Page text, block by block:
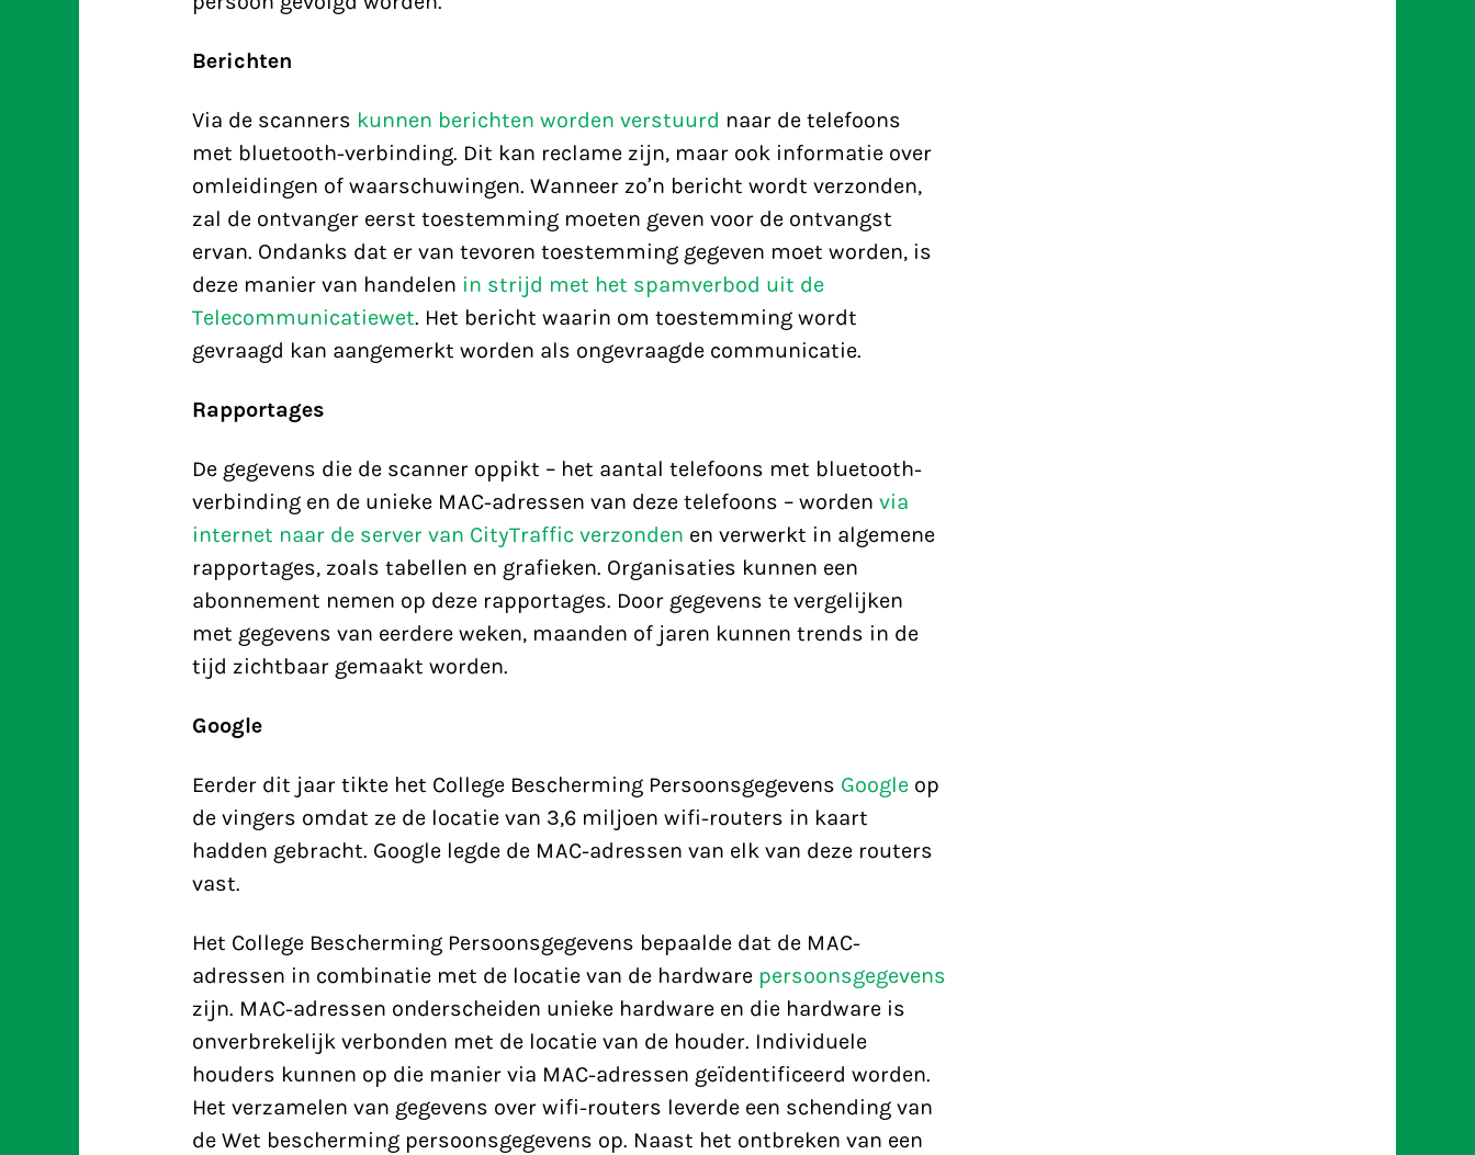
Berichten
Via de scanners kunnen berichten worden verstuurd naar de telefoons
met bluetooth-verbinding. Dit kan reclame zijn, maar ook informatie over
omleidingen of waarschuwingen. Wanneer zo’n bericht wordt verzonden,
zal de ontvanger eerst toestemming moeten geven voor de ontvangst
ervan. Ondanks dat er van tevoren toestemming gegeven moet worden, is
deze manier van handelen in strijd met het spamverbod uit de
Telecommunicatiewet. Het bericht waarin om toestemming wordt
gevraagd kan aangemerkt worden als ongevraagde communicatie.
Rapportages
De gegevens die de scanner oppikt – het aantal telefoons met bluetooth-
verbinding en de unieke MAC-adressen van deze telefoons – worden via
internet naar de server van CityTraffic verzonden en verwerkt in algemene
rapportages, zoals tabellen en grafieken. Organisaties kunnen een
abonnement nemen op deze rapportages. Door gegevens te vergelijken
met gegevens van eerdere weken, maanden of jaren kunnen trends in de
tijd zichtbaar gemaakt worden.
Google
Eerder dit jaar tikte het College Bescherming Persoonsgegevens Googleop
de vingers omdat ze de locatie van 3,6 miljoen wifi-routers in kaart
hadden gebracht. Google legde de MAC-adressen van elk van deze routers
vast.
Het College Bescherming Persoonsgegevens bepaalde dat de MAC-
adressen in combinatie met de locatie van de hardware persoonsgegevens
zijn. MAC-adressen onderscheiden unieke hardware en die hardware is
onverbrekelijk verbonden met de locatie van de houder. Individuele
houders kunnen op die manier via MAC-adressen geïdentificeerd worden.
Het verzamelen van gegevens over wifi-routers leverde een schending van
de Wet bescherming persoonsgegevens op. Naast het ontbreken van een